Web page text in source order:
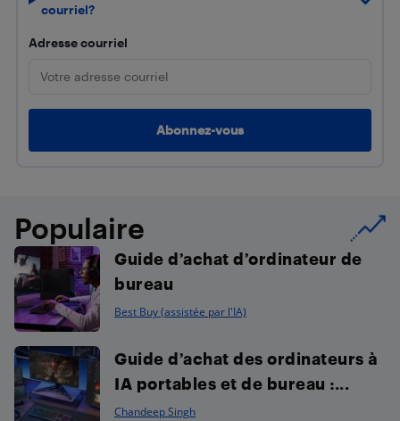
courriel?
Adresse courriel
Populaire
Guide d’achat d’ordinateur de
bureau
Best Buy (assistée par l'IA)
Guide d’achat des ordinateurs à
IA portables et de bureau :...
Chandeep Singh